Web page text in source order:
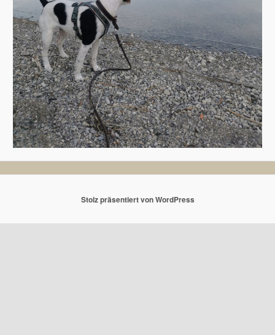
Stolz präsentiert von WordPress